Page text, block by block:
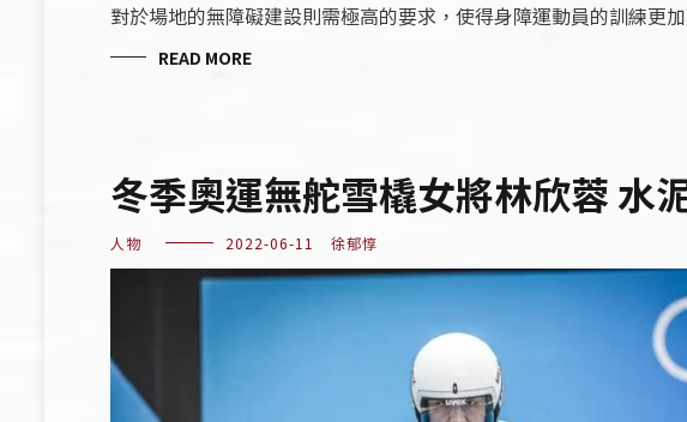
對於場地的無障礙建設則需極高的要求，使得身障運動員的訓練更
READ MORE
冬季奧運無舵雪橇女將林欣蓉 水
人物 2022-06-11 徐郁惇